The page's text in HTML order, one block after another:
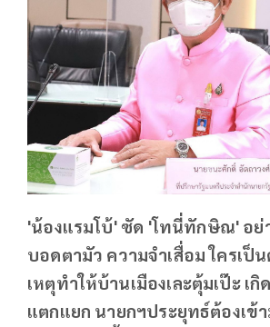
'น้องแรมโบ้' ซัด 'โทนี่ทักษิณ' อย่
บอดตามัว ความจำเสื่อม ใครเป็
เหตุทำให้บ้านเมืองเละตุ้มเป๊ะ เ
แตกแยก นายกฯประยุทธ์ต้องเข้